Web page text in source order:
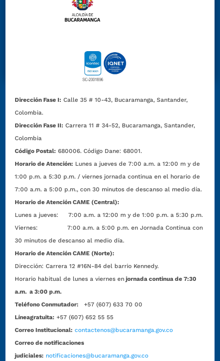
Dirección Fase I: Calle 35 # 10-43, Bucaramanga, Santander,
Colombia.
Dirección Fase II: Carrera 11 # 34-52, Bucaramanga, Santander,
Colombia
Código Postal: 680006. Código Dane: 68001.
Horario de Atención: Lunes a jueves de 7:00 a.m. a 12:00 m y de
1:00 p.m. a 5:30 p.m. / viernes jornada continua en el horario de
7:00 a.m. a 5:00 p.m., con 30 minutos de descanso al medio día.
Horario de Atención CAME (Central):
Lunes a jueves: 7:00 a.m. a 12:00 m y de 1:00 p.m. a 5:30 p.m.
Viernes: 7:00 a.m. a 5:00 p.m. en Jornada Continua con
30 minutos de descanso al medio día.
Horario de Atención CAME (Norte):
Dirección:Carrera 12 #16N-84 del barrio Kennedy.
Horario habitual de lunes a viernes en jornada continua de 7:30
a.m. a 3:00 p.m.
Teléfono Conmutador:
+57 (607) 633 70 00
Líneagratuita: +57 (607) 652 55 55
Correo Institucional: contactenos@bucaramanga.gov.co
Correo de notificaciones
judiciales: notificaciones@bucaramanga.gov.co